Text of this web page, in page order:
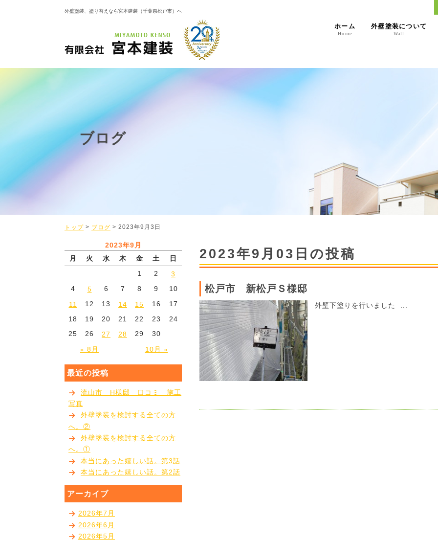
外壁塗装、塗り替えなら宮本建装（千葉県松戸市）へ
ホーム
Home
外壁塗装について
Wall
ブログ
トップ > ブログ > 2023年9月3日
2023年9月03日の投稿
松戸市 新松戸Ｓ様邸
外壁下塗りを行いました ...
2023年9月
月
火 水 木 金 土 日
« 8月 10月 »
1 2
3
4
5 6 7 8 9 10
11 12 13 14 15 16
17
18
19 20 21 22 23
24
25
26 27 28 29 30
最近の投稿
流山市 H様邸 口コミ 施工
写真
外壁塗装を検討する全ての方
へ。②
外壁塗装を検討する全ての方
へ。①
本当にあった嬉しい話。第3話
本当にあった嬉しい話。第2話
アーカイブ
2026年7月
2026年6月
2026年5月